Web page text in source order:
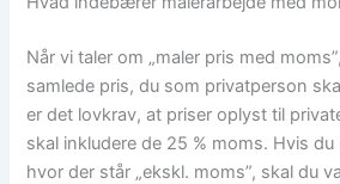
Når vi taler om „maler pris med
samlede pris, du som privatperson
er det lovkrav, at priser oplyst til
skal inkludere de 25 % moms. Hvis
hvor der står „ekskl. moms”, skal du